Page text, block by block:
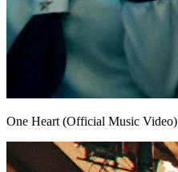
One Heart (Official Music Video)